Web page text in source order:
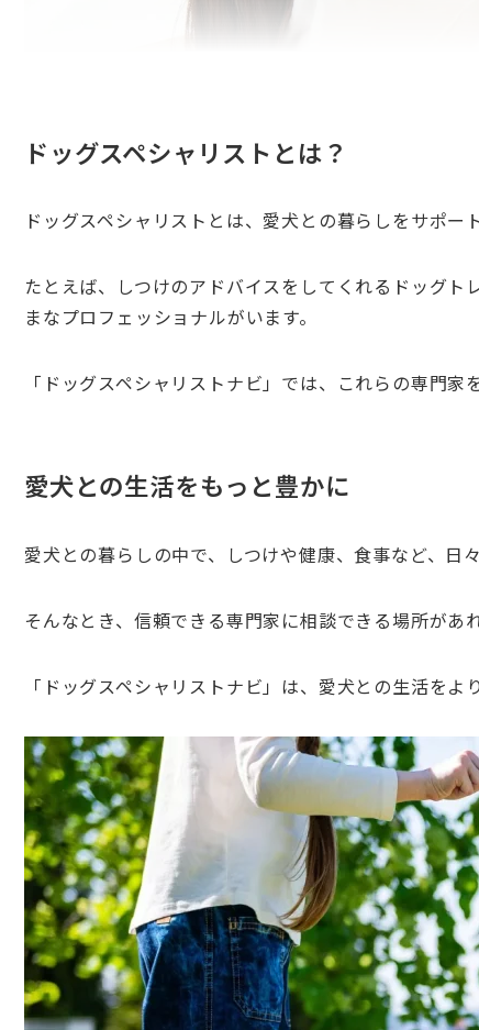
ドッグスペシャリストとは？
ドッグスペシャリストとは、愛犬との暮らしをサポー
たとえば、しつけのアドバイスをしてくれるドッグ
まなプロフェッショナルがいます。
「ドッグスペシャリストナビ」では、これらの専門
愛犬との生活をもっと豊かに
愛犬との暮らしの中で、しつけや健康、食事など、日
そんなとき、信頼できる専門家に相談できる場所があ
「ドッグスペシャリストナビ」は、愛犬との生活を